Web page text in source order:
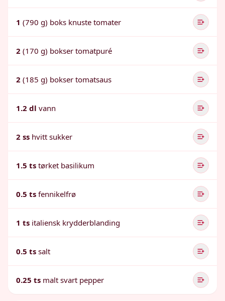
1 (790 g) boks knuste tomater
2 (170 g) bokser tomatpuré
2 (185 g) bokser tomatsaus
1.2 dl vann
2 ss hvitt sukker
1.5 ts tørket basilikum
0.5 ts fennikelfrø
1 ts italiensk krydderblanding
0.5 ts salt
0.25 ts malt svart pepper